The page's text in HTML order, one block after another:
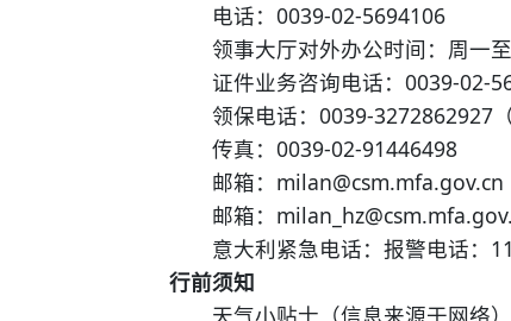
电话：0039-02-5694106
领事大厅对外办公时间：周一至
证件业务咨询电话：0039-02-
领保电话：0039-3272862927（
传真：0039-02-91446498
邮箱：milan@csm.mfa.gov.cn
邮箱：
意大利紧急电话：报警电话：
行前须知
天气小贴士（信息来源于网络